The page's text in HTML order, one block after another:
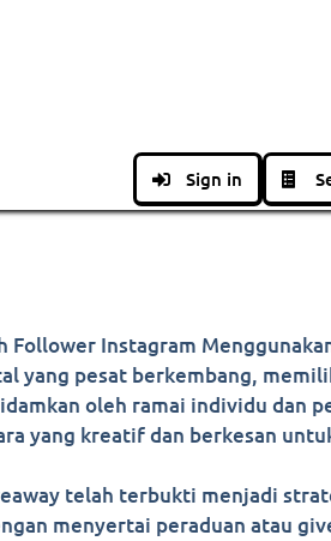
Sign in
Follower Instagram
yang pesat berkembang,
oleh ramai individu dan
yang kreatif dan berkesan
telah terbukti menjadi
menyertai peraduan atau